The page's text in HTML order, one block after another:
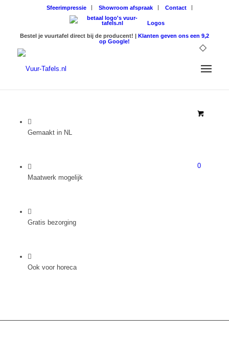
Sfeerimpressie Showroom afspraak Contact
Logos
Bestel je vuurtafel direct bij de producent! | Klanten geven ons een 9,2
op Google!
0
Gemaakt in NL
Maatwerk mogelijk
Gratis bezorging
Ook voor horeca